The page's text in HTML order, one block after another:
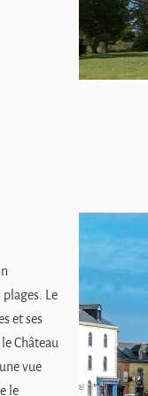
Le
et ses
Château
vue
le